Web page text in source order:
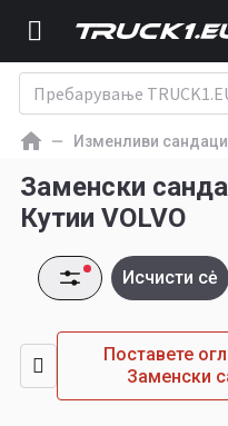
Изменливи
Заменски
Кутии VOLVO
Исчисти сė
Поставете
Заменски